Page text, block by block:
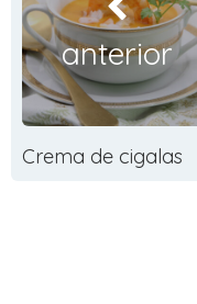
anterior
Crema de cigalas